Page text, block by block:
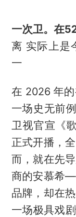
一次卫。在5
离 实际上是
一
在 2026 年
一场史无前
卫视官宣《
正式开播，
而，就在先
商的安慕希
品牌，却在
一场极具戏